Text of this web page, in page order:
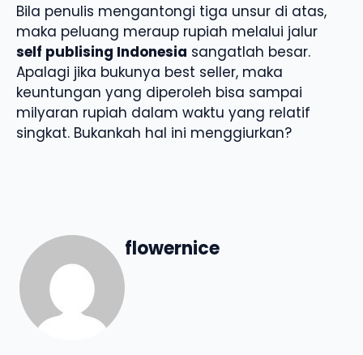
Bila penulis mengantongi tiga unsur di atas,
maka peluang meraup rupiah melalui jalur
self publising Indonesia sangatlah besar.
Apalagi jika bukunya best seller, maka
keuntungan yang diperoleh bisa sampai
milyaran rupiah dalam waktu yang relatif
singkat. Bukankah hal ini menggiurkan?
flowernice